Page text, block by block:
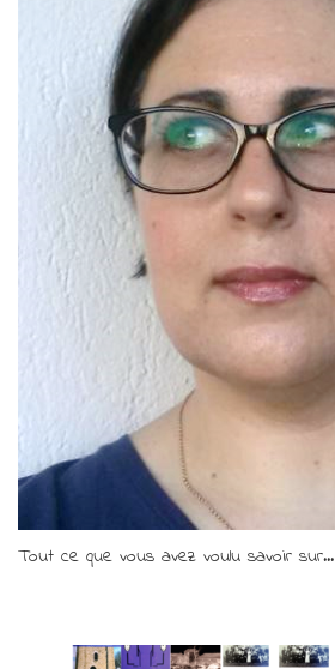
Tout ce que vous avez voulu savoir sur...